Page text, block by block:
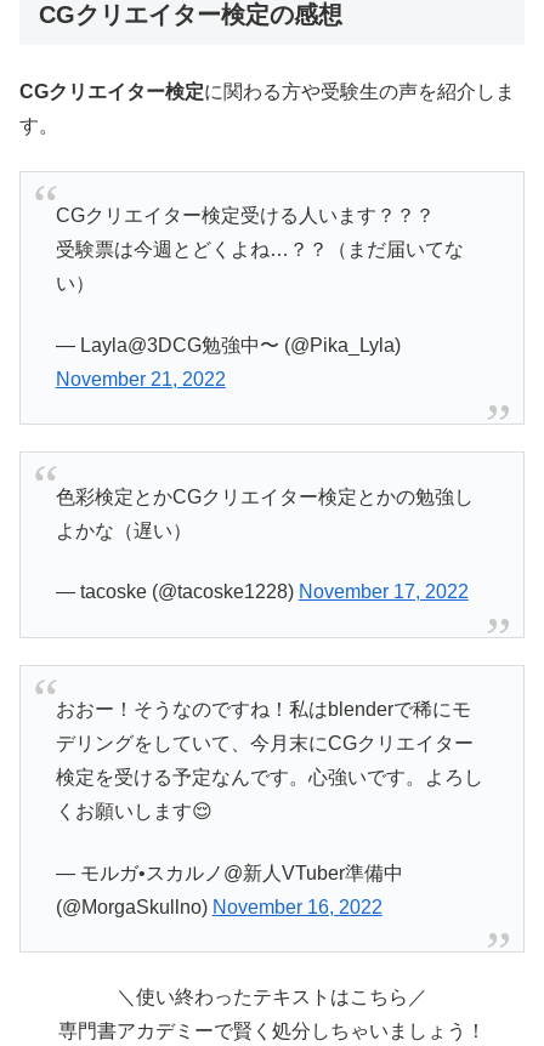
CGクリエイター検定の感想
CGクリエイター検定に関わる方や受験生の声を紹介しま
す。
CGクリエイター検定受ける人います？？？
受験票は今週とどくよね…？？（まだ届いてな
い）
— Layla@3DCG勉強中〜 (@Pika_Lyla)
November 21, 2022
色彩検定とかCGクリエイター検定とかの勉強し
よかな（遅い）
— tacoske (@tacoske1228) November 17, 2022
おおー！そうなのですね！私はblenderで稀にモ
デリングをしていて、今月末にCGクリエイター
検定を受ける予定なんです。心強いです。よろし
くお願いします😌
— モルガ•スカルノ@新人VTuber準備中
(@MorgaSkullno) November 16, 2022
＼使い終わったテキストはこちら／
専門書アカデミーで賢く処分しちゃいましょう！